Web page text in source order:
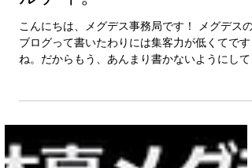
ゼロ、大荒れ！由良もペナ
ルティ。
たのですが、大事件が起きたので書かせていた
きます！ ■■ 天津風、第6コースで3000再生以
下、ペナルティ！...